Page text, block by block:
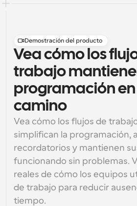
Demostración del producto
Vea cómo los
trabajo
programación
camino
Vea cómo los flujos de
simplifican la programación,
recordatorios y mantienen
funcionando sin problemas.
reales de cómo los equipos
de trabajo para reducir
tiempo.